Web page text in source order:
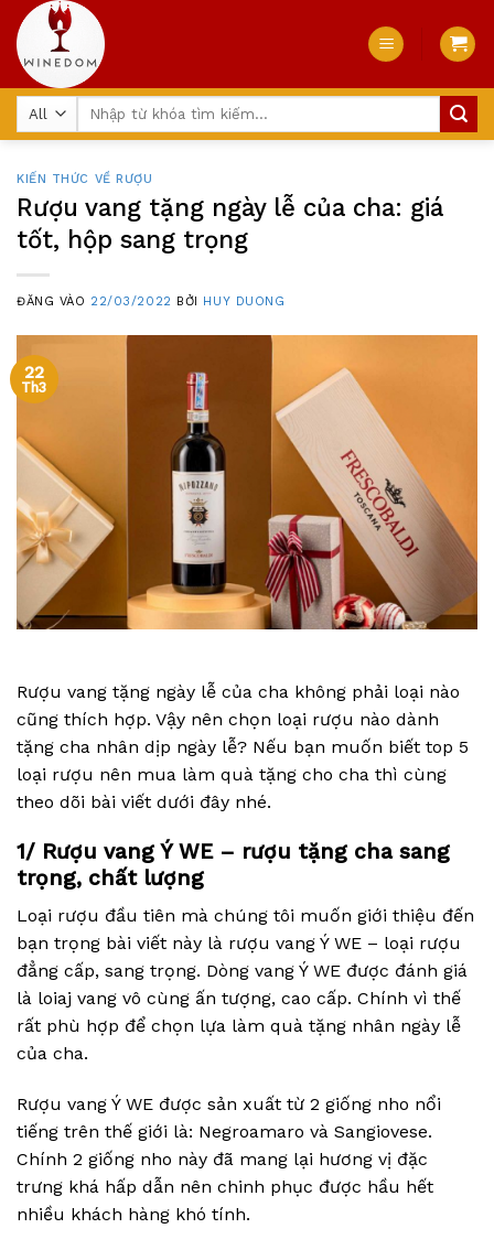
Skip
content
KIẾN THỨC VỀ RƯỢU
Rượu vang tặng ngày lễ của cha: giá
tốt, hộp sang trọng
ĐĂNG VÀO 22/03/2022 BỞI HUY DUONG
22
Th3
Rượu vang tặng ngày lễ của cha không phải loại nào
cũng thích hợp. Vậy nên chọn loại rượu nào dành
tặng cha nhân dịp ngày lễ? Nếu bạn muốn biết top 5
loại rượu nên mua làm quà tặng cho cha thì cùng
theo dõi bài viết dưới đây nhé.
1/ Rượu vang Ý WE – rượu tặng cha sang
trọng, chất lượng
Loại rượu đầu tiên mà chúng tôi muốn giới thiệu đến
bạn trọng bài viết này là rượu vang Ý WE – loại rượu
đẳng cấp, sang trọng. Dòng vang Ý WE được đánh giá
là loiaj vang vô cùng ấn tượng, cao cấp. Chính vì thế
rất phù hợp để chọn lựa làm quà tặng nhân ngày lễ
của cha.
Rượu vang Ý WE được sản xuất từ 2 giống nho nổi
tiếng trên thế giới là: Negroamaro và Sangiovese.
Chính 2 giống nho này đã mang lại hương vị đặc
trưng khá hấp dẫn nên chinh phục được hầu hết
nhiều khách hàng khó tính.